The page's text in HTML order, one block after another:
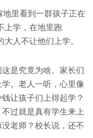
里看到一群孩子正在
上学，在地里跑
人不让他们上学。
是究竟为啥。家长们
。老人一听，心里像
让孩子们上得起学？
过就是真有学生来上
老师？校长说，还不